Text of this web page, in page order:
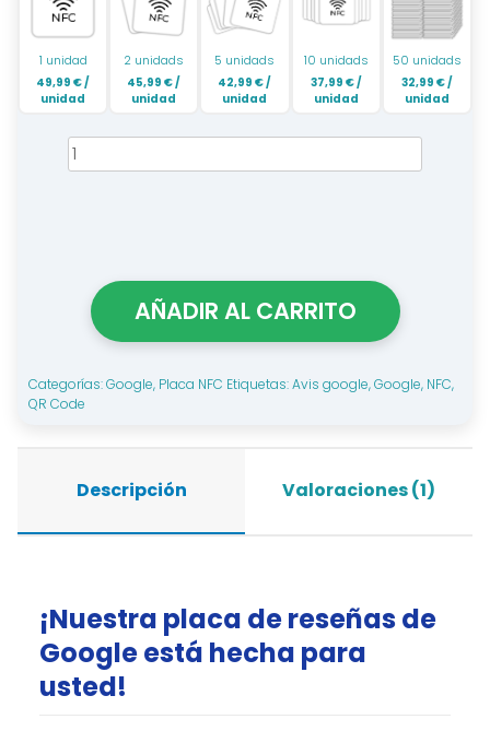
1 unidad
49,99€/
unidad
2 unidads
45,99€/
unidad
5 unidads
42,99€/
unidad
10 unidads
37,99 €/
unidad
50 unidads
32,99 €/
unidad
Google
AÑADIR AL CARRITO
Categorías:Google, Placa NFC Etiquetas:Avis google,Google, NFC,
QR Code
Descripción Valoraciones (1)
¡Nuestra placa de reseñas de
Google está hecha para
usted!